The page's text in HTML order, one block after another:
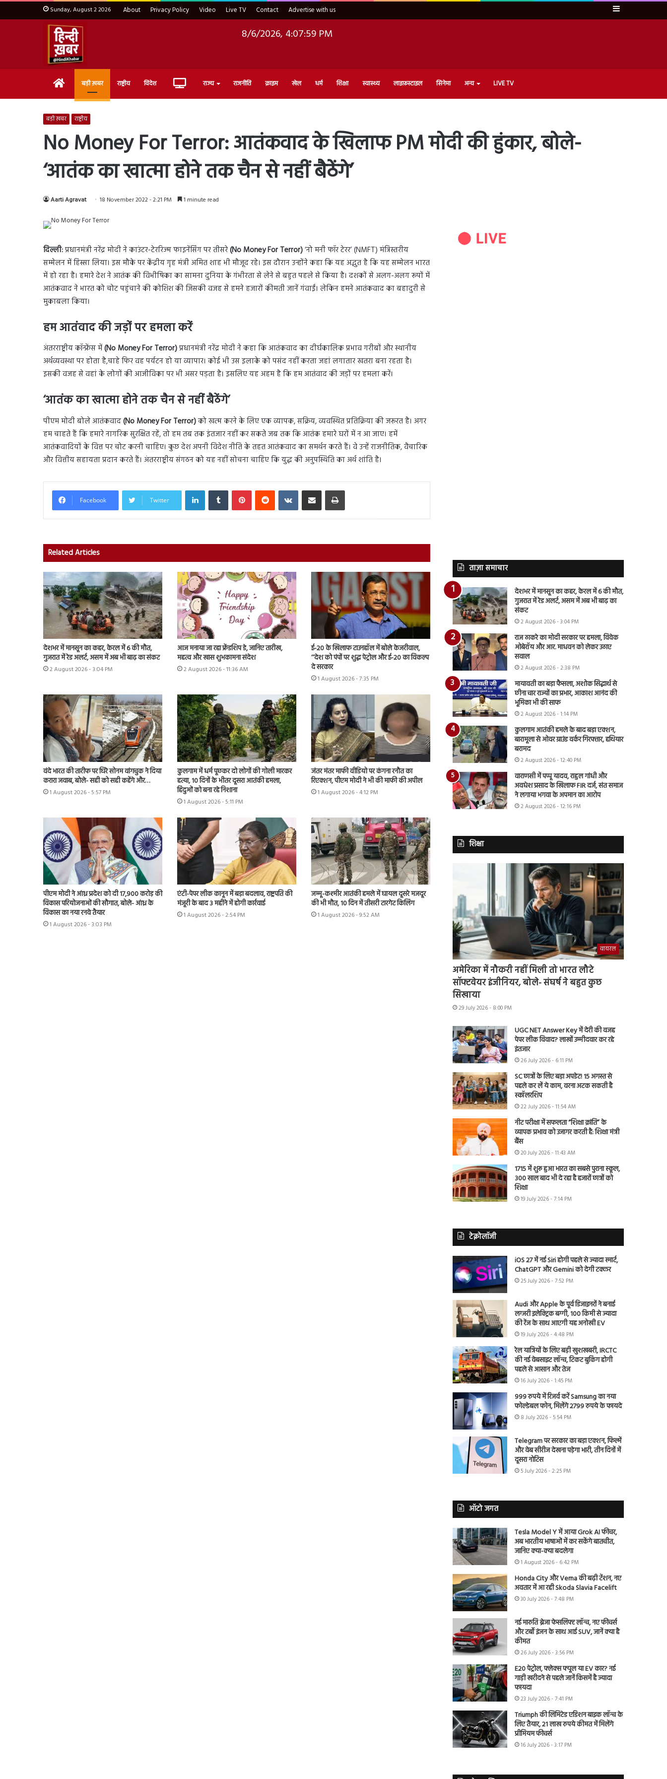
Sunday, August 2 2026 About Privacy Policy Video Live TV Contact Advertise with us Sidebar
8/6/2026, 4:08:00 PM
Home बड़ी ख़बर राष्ट्रीय विदेश Live राज्य राजनीति क्राइम खेल धर्म शिक्षा स्वास्थ्य लाइफ़स्टाइल सिनेमा अन्य LIVE TV
बड़ी ख़बर राष्ट्रीय
No Money For Terror: आतंकवाद के खिलाफ PM मोदी की हुंकार, बोले-
‘आतंक का खात्मा होने तक चैन से नहीं बैठेंगे’
Aarti Agravat 18 November 2022 - 2:21 PM 1 minute read
दिल्ली:प्रधानमंत्री नरेंद्र मोदी ने काउंटर-टेररिज्म फाइनेंसिंग पर तीसरे(No Money For Terror)‘नो मनी फॉर टेरर’ (NMFT) मंत्रिस्तरीय
सम्मेलन में हिस्सा लिया। इस मौके पर केंद्रीय गृह मंत्री अमित शाह भी मौजूद रहे। इस दौरान उन्होंने कहा कि यह अद्भुत है कि यह सम्मेलन भारत
में हो रहा है। हमारे देश ने आतंक की विभीषिका का सामना दुनिया के गंभीरता से लेने से बहुत पहले से किया है। दशकों से अलग-अलग रूपों में
आतंकवाद ने भारत को चोट पहुंचाने की कोशिश की जिसकी वजह से हमने हजारों कीमती जानें गंवाईं। लेकिन हमने आतंकवाद का बहादुरी से
मुकाबला किया।
हम आतंवाद की जड़ों पर हमला करें
अंतरराष्ट्रीय कॉन्फ्रेंस में(No Money For Terror)प्रधानमंत्री नरेंद्र मोदी ने कहा कि आतंकवाद का दीर्घकालिक प्रभाव गरीबों और स्थानीय
अर्थव्यवस्था पर होता है,चाहे फिर वह पर्यटन हो या व्यापार। कोई भी उस इलाके को पसंद नहीं करता जहां लगातार खतरा बना रहता है।
इसकी वजह से वहां के लोगों की आजीविका पर भी असर पड़ता है। इसलिए यह अहम है कि हम आतंवाद की जड़ों पर हमला करें।
‘आतंक का खात्मा होने तक चैन से नहीं बैठेंगे’
पीएम मोदी बोले आतंकवाद(No Money For Terror)को खत्म करने के लिए एक व्यापक, सक्रिय, व्यवस्थित प्रतिक्रिया की जरूरत है। अगर
हम चाहते हैं कि हमारे नागरिक सुरक्षित रहें, तो हम तब तक इंतजार नहीं कर सकते जब तक कि आतंक हमारे घरों में न आ जाए। हमें
आतंकवादियों के वित्त पर चोट करनी चाहिए। कुछ देश अपनी विदेश नीति के तहत आतंकवाद का समर्थन करते हैं। वे उन्हें राजनीतिक, वैचारिक
और वित्तीय सहायता प्रदान करते हैं। अंतरराष्ट्रीय संगठन को यह नहीं सोचना चाहिए कि युद्ध की अनुपस्थिति का अर्थ शांति है।
Facebook Twitter
LinkedInTumblr PinterestReddit VKontakteShare via Email Print
Related Articles
देशभर में मानसून का कहर, केरल में 6 की मौत,
गुजरात में रेड अलर्ट, असम में अब भी बाढ़ का संकट
2 August 2026 - 3:04 PM
आज मनाया जा रहा फ्रेंडशिप डे, जानिए तारीख,
महत्व और खास शुभकामना संदेश
2 August 2026 - 11:36 AM
ई-20 के खिलाफ टाउनहॉल में बोले केजरीवाल,
‘‘देश को पंपों पर शुद्ध पेट्रोल और ई-20 का विकल्प
दे सरकार
1 August 2026 - 7:35 PM
वंदे भारत की तारीफ पर घिरे सोनम वांगचुक ने दिया
करारा जवाब, बोले- सही को सही कहेंगे और…
1 August 2026 - 5:57 PM
कुलगाम में धर्म पूछकर दो लोगों की गोली मारकर
हत्या, 10 दिनों के भीतर दूसरा आतंकी हमला,
हिंदुओं को बना रहे निशाना
1 August 2026 - 5:11 PM
जंतर मंतर माफी वीडियो पर कंगना रनौत का
रिएक्शन, पीएम मोदी ने भी की माफी की अपील
1 August 2026 - 4:12 PM
पीएम मोदी ने आंध्र प्रदेश को दी 17,900 करोड़ की
विकास परियोजनाओं की सौगात, बोले- आंध्र के
विकास का नया रनवे तैयार
1 August 2026 - 3:03 PM
एंटी-पेपर लीक कानून में बड़ा बदलाव, राष्ट्रपति की
मंजूरी के बाद 3 महीने में होगी कार्रवाई
1 August 2026 - 2:54 PM
जम्मू-कश्मीर आतंकी हमले में घायल दूसरे मजदूर
की भी मौत, 10 दिन में तीसरी टारगेट किलिंग
1 August 2026 - 9:52 AM
ताज़ा समाचार
देशभर में मानसून का कहर, केरल में 6 की मौत,
गुजरात में रेड अलर्ट, असम में अब भी बाढ़ का
संकट
2 August 2026 - 3:04 PM
राज ठाकरे का मोदी सरकार पर हमला, विवेक
ओबेरॉय और आर. माधवन को लेकर उठाए
सवाल
2 August 2026 - 2:38 PM
मायावती का बड़ा फैसला, अशोक सिद्धार्थ से
छीना चार राज्यों का प्रभार, आकाश आनंद की
भूमिका भी की साफ
2 August 2026 - 1:14 PM
कुलगाम आतंकी हमले के बाद बड़ा एक्शन,
बारामूला से ओवर ग्राउंड वर्कर गिरफ्तार, हथियार
बरामद
2 August 2026 - 12:40 PM
वाराणसी में पप्पू यादव, राहुल गांधी और
अवधेश प्रसाद के खिलाफ FIR दर्ज, संत समाज
ने लगाया भगवा के अपमान का आरोप
2 August 2026 - 12:16 PM
शिक्षा
वायरल
अमेरिका में नौकरी नहीं मिली तो भारत लौटे
सॉफ्टवेयर इंजीनियर, बोले- संघर्ष ने बहुत कुछ
सिखाया
29 July 2026 - 8:00 PM
UGC NET Answer Key में देरी की वजह
पेपर लीक विवाद? लाखों उम्मीदवार कर रहे
इंतजार
26 July 2026 - 6:11 PM
SC छात्रों के लिए बड़ा अपडेट! 15 अगस्त से
पहले कर लें ये काम, वरना अटक सकती है
स्कॉलरशिप
22 July 2026 - 11:54 AM
नीट परीक्षा में सफलता “शिक्षा क्रांति” के
व्यापक प्रभाव को उजागर करती है: शिक्षा मंत्री
बैंस
20 July 2026 - 11:43 AM
1715 में शुरू हुआ भारत का सबसे पुराना स्कूल,
300 साल बाद भी दे रहा है हजारों छात्रों को
शिक्षा
19 July 2026 - 7:14 PM
टेक्नोलॉजी
iOS 27 में नई Siri होगी पहले से ज्यादा स्मार्ट,
ChatGPT और Gemini को देगी टक्कर
25 July 2026 - 7:52 PM
Audi और Apple के पूर्व डिजाइनरों ने बनाई
लग्जरी इलेक्ट्रिक बग्गी, 100 किमी से ज्यादा
की रेंज के साथ आएगी यह अनोखी EV
19 July 2026 - 4:48 PM
रेल यात्रियों के लिए बड़ी खुशखबरी, IRCTC
की नई वेबसाइट लॉन्च, टिकट बुकिंग होगी
पहले से आसान और तेज
16 July 2026 - 1:45 PM
999 रुपये में रिजर्व करें Samsung का नया
फोल्डेबल फोन, मिलेंगे 2799 रुपये के फायदे
8 July 2026 - 5:54 PM
Telegram पर सरकार का बड़ा एक्शन, फिल्में
और वेब सीरीज देखना पड़ेगा भारी, तीन दिनों में
दूसरा नोटिस
5 July 2026 - 2:25 PM
ऑटो जगत
Tesla Model Y में आया Grok AI फीचर,
अब भारतीय भाषाओं में कर सकेंगे बातचीत,
जानिए क्या-क्या बदलेगा
1 August 2026 - 6:42 PM
Honda City और Verna की बढ़ी टेंशन, नए
अवतार में आ रही Skoda Slavia Facelift
30 July 2026 - 7:48 PM
नई मारुति ब्रेजा फेसलिफ्ट लॉन्च, नए फीचर्स
और टर्बो इंजन के साथ आई SUV, जानें क्या है
कीमत
26 July 2026 - 3:56 PM
E20 पेट्रोल, फ्लेक्स फ्यूल या EV कार? नई
गाड़ी खरीदने से पहले जानें किसमें है ज्यादा
फायदा
23 July 2026 - 7:41 PM
Triumph की लिमिटेड एडिशन बाइक लॉन्च के
लिए तैयार, 21 लाख रुपये कीमत में मिलेंगे
प्रीमियम फीचर्स
16 July 2026 - 3:17 PM